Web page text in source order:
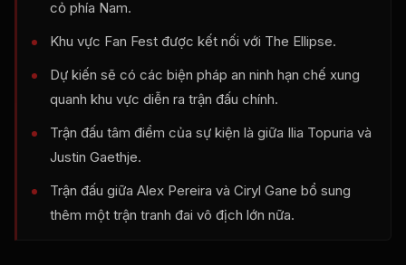
cỏ phía Nam.
Khu vực Fan Fest được kết nối với The Ellipse.
Dự kiến ​​sẽ có các biện pháp an ninh hạn chế xung
quanh khu vực diễn ra trận đấu chính.
Trận đấu tâm điểm của sự kiện là giữa Ilia Topuria và
Justin Gaethje.
Trận đấu giữa Alex Pereira và Ciryl Gane bổ sung
thêm một trận tranh đai vô địch lớn nữa.